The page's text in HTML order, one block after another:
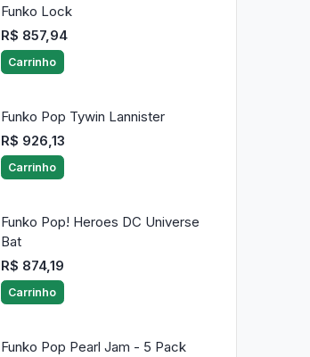
Funko Lock
R$ 857,94
Carrinho
Funko Pop Tywin Lannister
R$ 926,13
Carrinho
Funko Pop! Heroes DC Universe
Bat
R$ 874,19
Carrinho
Funko Pop Pearl Jam - 5 Pack